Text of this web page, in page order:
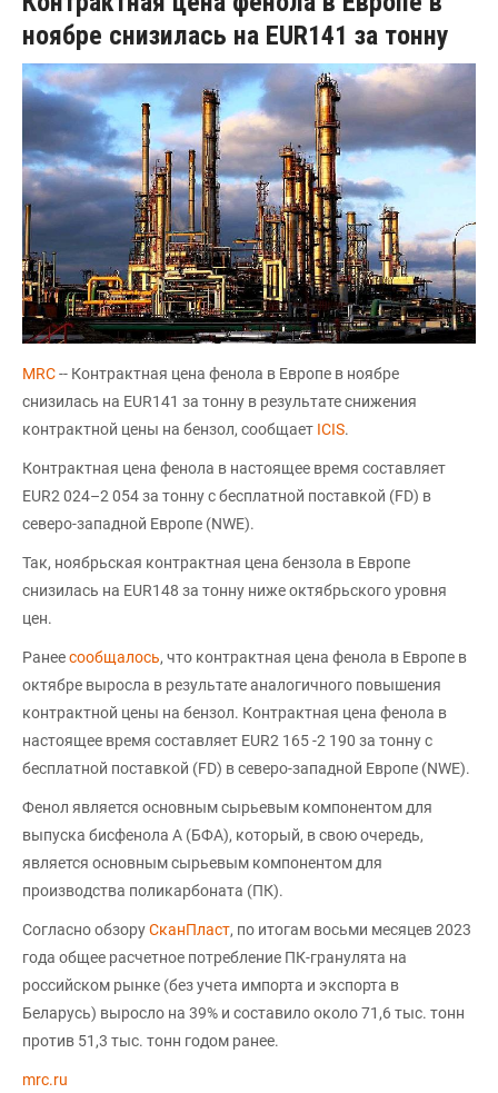
ноябре снизилась на EUR141 за тонну
MRC-- Контрактная цена фенола в Европе в ноябре
снизилась на EUR141 за тонну в результате снижения
контрактной цены на бензол, сообщает ICIS.
Контрактная цена фенола в настоящее время составляет
EUR2 024–2 054 за тонну с бесплатной поставкой (FD) в
северо-западной Европе (NWE).
Так, ноябрьская контрактная цена бензола в Европе
снизилась на EUR148 за тонну ниже октябрьского уровня
цен.
Ранеесообщалось, что контрактная цена фенола в Европе в
октябре выросла в результате аналогичного повышения
контрактной цены на бензол. Контрактная цена фенола в
настоящее время составляет EUR2 165 -2 190 за тонну с
бесплатной поставкой (FD) в северо-западной Европе (NWE).
Фенол является основным сырьевым компонентом для
выпуска бисфенола А (БФА), который, в свою очередь,
является основным сырьевым компонентом для
производства поликарбоната (ПК).
Согласно обзоруСканПласт, по итогам восьми месяцев 2023
года общее расчетное потребление ПК-гранулята на
российском рынке (без учета импорта и экспорта в
Беларусь) выросло на 39% и составило около 71,6 тыс. тонн
против 51,3 тыс. тонн годом ранее.
mrc.ru